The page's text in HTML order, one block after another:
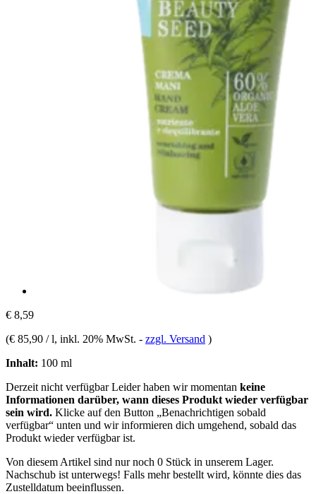
€ 8,59
(€ 85,90 / l, inkl. 20% MwSt. - zzgl. Versand )
Inhalt: 100 ml
Derzeit nicht verfügbarLeider haben wir momentan keine
Informationen darüber, wann dieses Produkt wieder verfügbar
sein wird. Klicke auf den Button „Benachrichtigen sobald
verfügbar“ unten und wir informieren dich umgehend, sobald das
Produkt wieder verfügbar ist.
Von diesem Artikel sind nur noch 0 Stück in unserem Lager.
Nachschub ist unterwegs! Falls mehr bestellt wird, könnte dies das
Zustelldatum beeinflussen.